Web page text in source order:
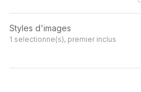
Styles d'images
1 selectionne(s), premier inclus